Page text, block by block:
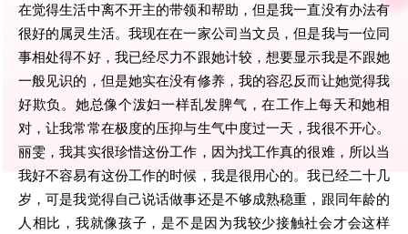
在觉得生活中离不开主的带领和帮助，但是我一直没有办法有
很好的属灵生活。我现在在一家公司当文员，但是我与一位同
事相处得不好，我已经尽力不跟她计较，想要显示我是不跟她
一般见识的，但是她实在没有修养，我的容忍反而让她觉得我
好欺负。她总像个泼妇一样乱发脾气，在工作上每天和她相
对，让我常常在极度的压抑与生气中度过一天，我很不开心。
丽雯，我其实很珍惜这份工作，因为找工作真的很难，所以当
我好不容易有这份工作的时候，我是很用心的。我已经二十几
岁，可是我觉得自己说话做事还是不够成熟稳重，跟同年龄的
人相比，我就像孩子，是不是因为我较少接触社会才会这样